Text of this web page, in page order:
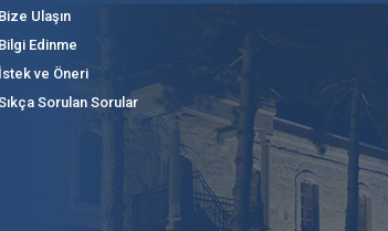
Bize Ulaşın
Bilgi Edinme
İstek ve Öneri
Sorulan Sorular